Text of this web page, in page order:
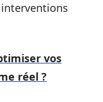
vos
réel ?